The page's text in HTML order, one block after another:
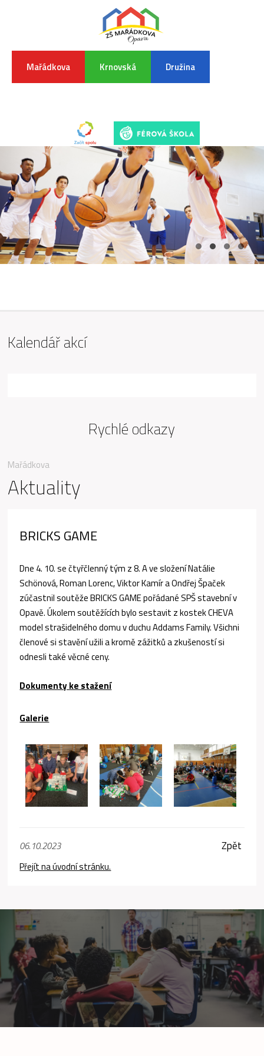
Mařádkova Krnovská Družina
Mařádkova
Aktuality
BRICKS GAME
Dne 4. 10. se čtyřčlenný tým z 8. A ve složení Natálie
Schönová, Roman Lorenc, Viktor Kamír a Ondřej Špaček
zúčastnil soutěže BRICKS GAME pořádané SPŠ stavební v
Opavě. Úkolem soutěžících bylo sestavit z kostek CHEVA
model strašidelného domu v duchu Addams Family. Všichni
členové si stavění užili a kromě zážitků a zkušeností si
odnesli také věcné ceny.
Dokumenty ke stažení
Galerie
06.10.2023 Zpět
Přejít na úvodní stránku.
Kalendář akcí
Rychlé odkazy